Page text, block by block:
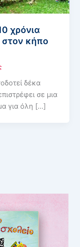
χρόνια
στον κήπο
δέκα
σε μια
για όλη […]